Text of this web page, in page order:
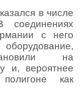
в числе
с него
на
и, вероятнее
как